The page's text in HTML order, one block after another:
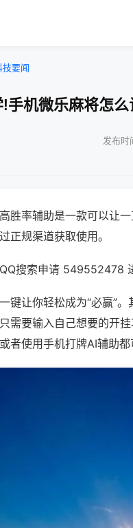
技要闻
手机微乐麻将怎
发布
胜率辅助是一款可以让
正规渠道获取使用。
搜索申请 549552478
键让你轻松成为“必赢”
需要输入自己想要的开
者使用手机打牌AI辅助都